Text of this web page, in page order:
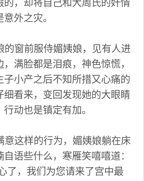
的，却将自己和大周氏的奸情
外之灾。
窗前服侍媚姨娘，见有人进
满脸都是泪痕，神色惊慌，
子小产之后不知所措又心痛的
细看来，变回发现她的大眼睛
动也是镇定有加。
这样的行为，媚姨娘躺在床
自语些什么，寒雁笑嘻嘻道：
了，我们为您请来了宫中最